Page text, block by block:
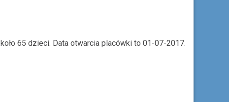
65 dzieci. Data otwarcia placówki to 01-07-2017.